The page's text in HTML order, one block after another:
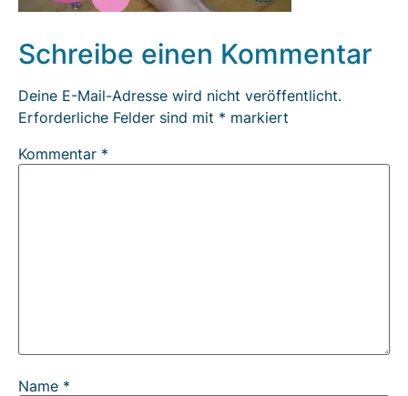
Schreibe einen Kommentar
Deine E-Mail-Adresse wird nicht veröffentlicht.
Erforderliche Felder sind mit * markiert
Kommentar *
Name *